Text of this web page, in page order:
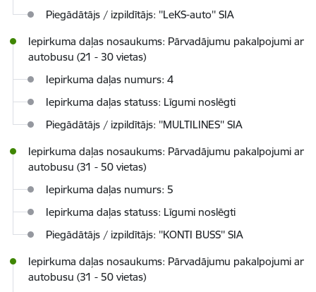
Piegādātājs / izpildītājs: ''LeKS-auto'' SIA
Iepirkuma daļas nosaukums: Pārvadājumu pakalpojumi ar
autobusu (21 - 30 vietas)
Iepirkuma daļas numurs: 4
Iepirkuma daļas statuss: Līgumi noslēgti
Piegādātājs / izpildītājs: ''MULTILINES'' SIA
Iepirkuma daļas nosaukums: Pārvadājumu pakalpojumi ar
autobusu (31 - 50 vietas)
Iepirkuma daļas numurs: 5
Iepirkuma daļas statuss: Līgumi noslēgti
Piegādātājs / izpildītājs: ''KONTI BUSS'' SIA
Iepirkuma daļas nosaukums: Pārvadājumu pakalpojumi ar
autobusu (31 - 50 vietas)